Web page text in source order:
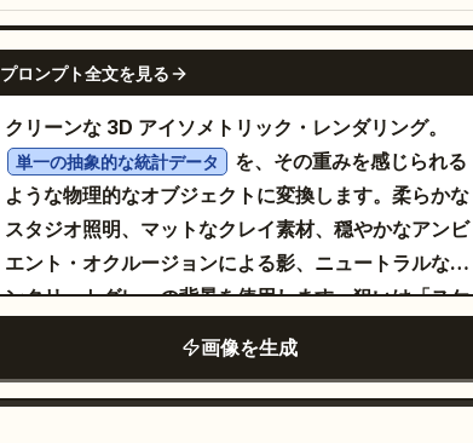
つの角丸モジュールを備えたパープル色の UI カー
ド、左手前にターコイズ色の行ヘッダーとパープルの
トップバーを備えたスプレッドシート / カレンダータ
ブレット、中央手前に 4 つのカラーチャートブロック
を備えた開いたレポート / ドキュメントタブレット、
右手前に空白の白いシートが乗った書類やフォルダー
の積み重ね、手前に小さな角丸正方形のアプリタイル
のスタック、中央下部にダークなスマートフォンまた
は細長いデバイス、右奥にティールとゴールドの縁取
ーの大きなスタック、右上部にゴールドのリムライト
で縁取られたフローティングクラウドアイコン、右端
ンダリングします。ミニチュアの道路、小道、環境要
素、そして小さな人物が Nano Banana Pro と自然に
相互作用し、世界の基盤としての存在感を強めます。
映画のようなライティング、柔らかなハイライト、高
級感のある表面の反射、そして選択的な被写界深度の
ぼかしを使用して、魔法のような夢見心地で超リアル
なプロモーションの雰囲気を作り出してください。製
品の高級素材、洗練されたデザイン、未来的な美学を
強調してください。画像サイズ 4:5。
GPT IMAGE 2
プロンプト全文を見る
クリーンな 3D アイソメトリック・レンダリング。
単一の抽象的な統計データ
を、その重みを感じられる
ような物理的なオブジェクトに変換します。柔らかな
スタジオ照明、マットなクレイ素材、穏やかなアンビ
エント・オクルージョンによる影、ニュートラルなコ
ンクリートグレーの背景を使用します。狙いは「スケ
比較対象となる身近なオブジェクトの隣に、一つの具
体的な塊として再構築してください（例：
画像を生成